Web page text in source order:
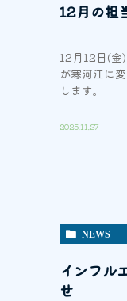
12月の担
12月12日(金
が寒河江に
します。
2025.11.27
NEWS
インフル
せ